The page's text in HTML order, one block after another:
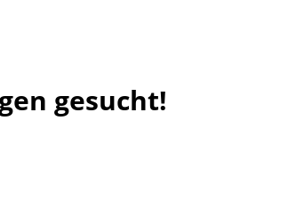
gesucht!